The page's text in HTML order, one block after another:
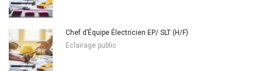
Chef d’Équipe Électricien EP/ SLT (H/F)
Eclairage public